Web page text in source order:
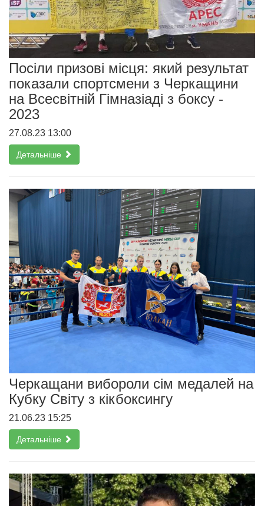
Посіли призові місця: який результат
показали спортсмени з Черкащини
на Всесвітній Гімназіаді з боксу -
2023
27.08.23 13:00
Детальніше
Черкащани вибороли сім медалей на
Кубку Світу з кікбоксингу
21.06.23 15:25
Детальніше